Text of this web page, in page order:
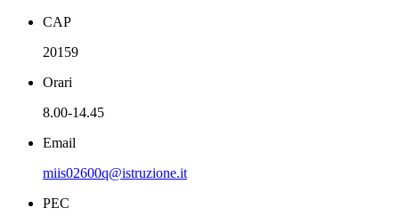
CAP
20159
Orari
8.00-14.45
Email
miis02600q@istruzione.it
PEC